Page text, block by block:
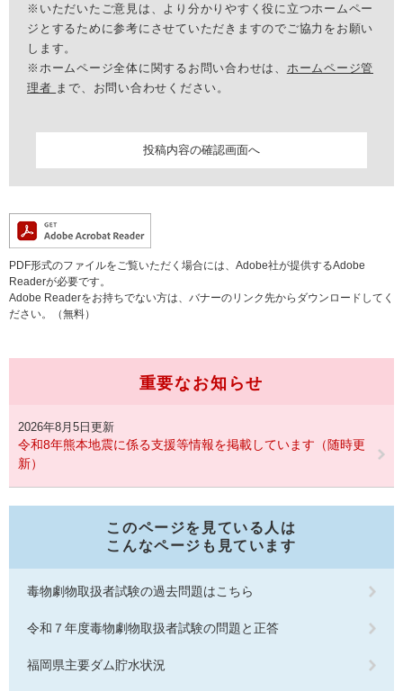
※いただいたご意見は、より分かりやすく役に立つホームペー
ジとするために参考にさせていただきますのでご協力をお願い
します。
※ホームページ全体に関するお問い合わせは、 ホームページ管
理者 まで、お問い合わせください。
PDF形式のファイルをご覧いただく場合には、Adobe社が提供するAdobe
Readerが必要です。
Adobe Readerをお持ちでない方は、バナーのリンク先からダウンロードしてく
ださい。（無料）
重要なお知らせ
2026年8月5日更新
令和8年熊本地震に係る支援等情報を掲載しています（随時更
新）
このページを見ている人は
こんなページも見ています
毒物劇物取扱者試験の過去問題はこちら
令和７年度毒物劇物取扱者試験の問題と正答
福岡県主要ダム貯水状況